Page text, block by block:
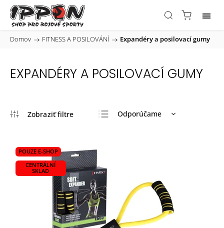
Domov / FITNESS A POSILOVÁNÍ / Expandéry a posilovací gumy
EXPANDÉRY A POSILOVACÍ GUMY
Odporúčame
POUZE E-SHOP
CENTRÁLNÍ
SKLAD